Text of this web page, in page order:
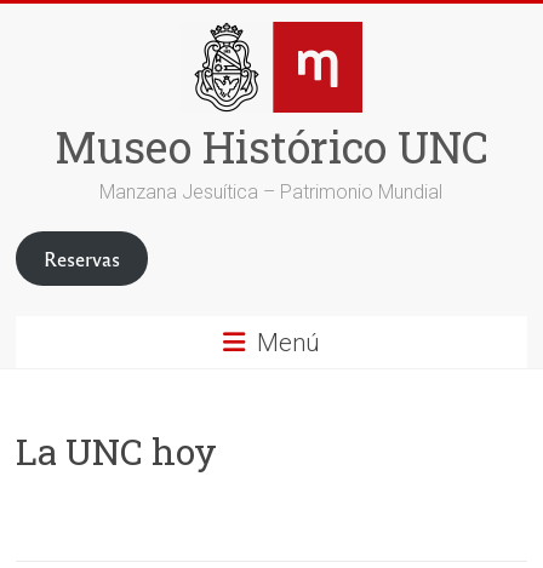
Museo Histórico UNC
Manzana Jesuítica – Patrimonio Mundial
Reservas
Menú
La UNC hoy